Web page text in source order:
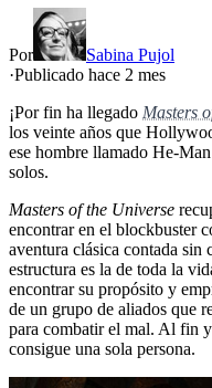
Por
Sabina Pujol
·Publicado hace 2 mes
¡Por fin ha llegado Masters
los veinte años que
ese hombre llamado He-
solos.
Masters of the Universe
encontrar en el blockbuster
aventura clásica contada sin
estructura es la de toda la
encontrar su propósito y
de un grupo de aliados que
para combatir el mal. Al fin y
consigue una sola persona.